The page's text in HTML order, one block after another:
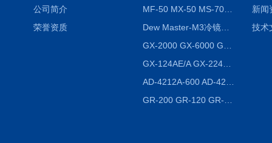
公司简介
荣誉资质
MF-50 MX-50 MS-70卤素水分测定仪 红外线水分仪
Dew Master-M3冷镜式露点仪
GX-124AE/A GX-224AE/A分析天平
新闻
技术